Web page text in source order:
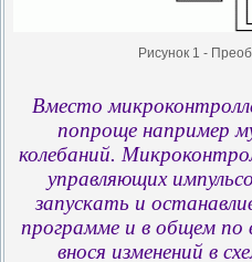
Рисунок 1 -
Вместо
попроще например
колебаний.
управляющих
запускать и
программе и в общем по
внося изменений в